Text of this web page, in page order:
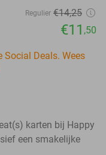
Regulier €14,25
€11 ,50
Deals. Wees
karten bij Happy
een smakelijke